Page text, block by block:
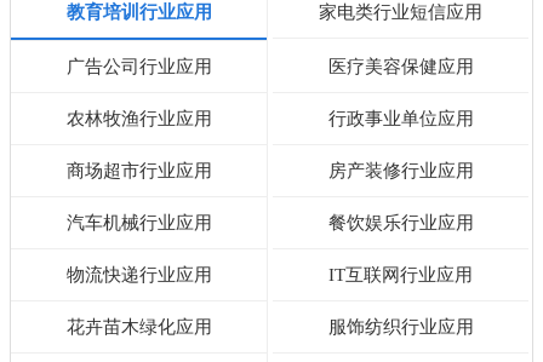
教育培训行业应用 家电类行业短信应用
广告公司行业应用 医疗美容保健应用
农林牧渔行业应用 行政事业单位应用
商场超市行业应用 房产装修行业应用
汽车机械行业应用 餐饮娱乐行业应用
物流快递行业应用 IT互联网行业应用
花卉苗木绿化应用 服饰纺织行业应用